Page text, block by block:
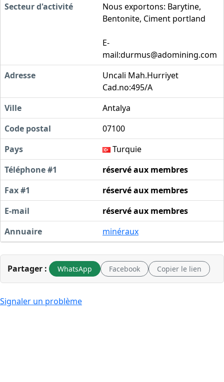
Secteur d'activité
Nous exportons: Barytine,
Bentonite, Ciment portland
E-
mail:durmus@adomining.com
Adresse
Uncali Mah.Hurriyet
Cad.no:495/A
Ville
Antalya
Code postal
07100
Pays
Turquie
Téléphone #1
réservé aux membres
Fax #1
réservé aux membres
E-mail
réservé aux membres
Annuaire
minéraux
Partager : WhatsApp Facebook Copier le lien
Signaler un problème